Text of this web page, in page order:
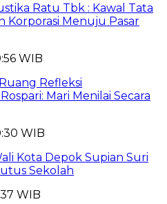
Ratu Tbk : Kawal Tata
Korporasi Menuju Pasar
WIB
Refleksi
Mari Menilai Secara
WIB
Kota Depok Supian Suri
Sekolah
WIB